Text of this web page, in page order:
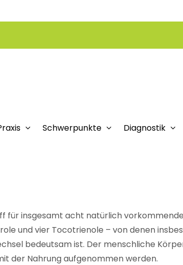
Schwerpunkte Diagnostik
für insgesamt acht natürlich
und vier Tocotrienole – von denen
bedeutsam ist. Der menschliche
der Nahrung aufgenommen werden.